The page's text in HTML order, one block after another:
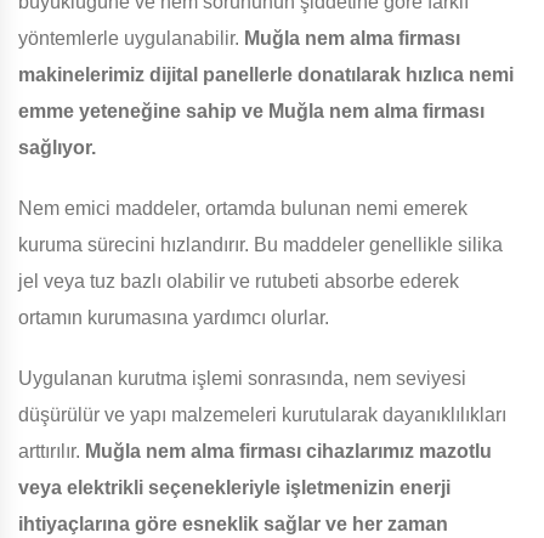
yöntemlerle uygulanabilir. Muğla nem alma firması
makinelerimiz dijital panellerle donatılarak hızlıca nemi
emme yeteneğine sahip ve Muğla nem alma firması
sağlıyor.
Nem emici maddeler, ortamda bulunan nemi emerek
kuruma sürecini hızlandırır. Bu maddeler genellikle silika
jel veya tuz bazlı olabilir ve rutubeti absorbe ederek
ortamın kurumasına yardımcı olurlar.
Uygulanan kurutma işlemi sonrasında, nem seviyesi
düşürülür ve yapı malzemeleri kurutularak dayanıklılıkları
arttırılır. Muğla nem alma firması cihazlarımız mazotlu
veya elektrikli seçenekleriyle işletmenizin enerji
ihtiyaçlarına göre esneklik sağlar ve her zaman